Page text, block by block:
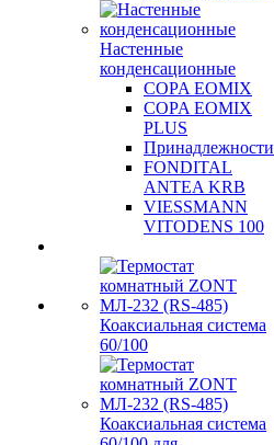
Настенные
конденсационные
COPA EOMIX
COPA EOMIX
PLUS
Принадлежности
FONDITAL
ANTEA KRB
VIESSMANN
VITODENS 100
Коаксиальная система
60/100
Коаксиальная система